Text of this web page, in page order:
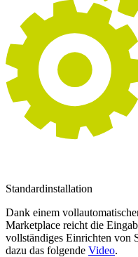
Standardinstallation
Dank einem
Marketplace reicht die
vollständiges Einrichten von
dazu das folgende Video.